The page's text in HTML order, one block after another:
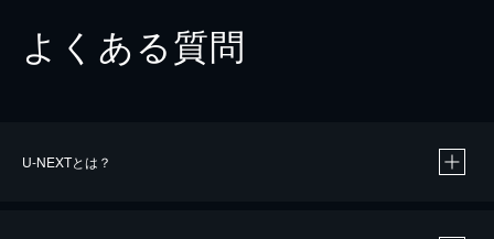
よくある質問
U-NEXTとは？